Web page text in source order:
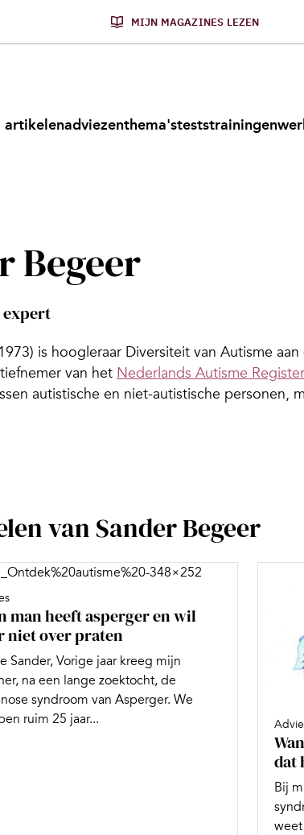
MIJN MAGAZINES LEZEN
artikelenadviezenthema'steststrainingen
Begeer
expert
is hoogleraar Diversiteit van Autisme aan
van het Nederlands Autisme
autistische en niet-autistische personen,
van Sander Begeer
man heeft asperger en wil
niet over praten
Sander, Vorige jaar kreeg mijn
na een lange zoektocht, de
syndroom van Asperger. We
ruim 25 jaar...
dat
Bij